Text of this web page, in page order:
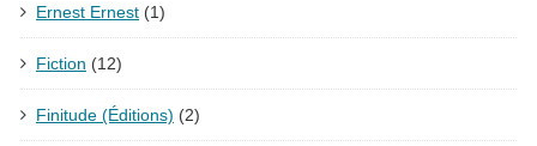
Ernest Ernest (1)
Fiction (12)
Finitude (Éditions) (2)